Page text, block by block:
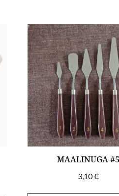
MAALINUGA #5
3,10€